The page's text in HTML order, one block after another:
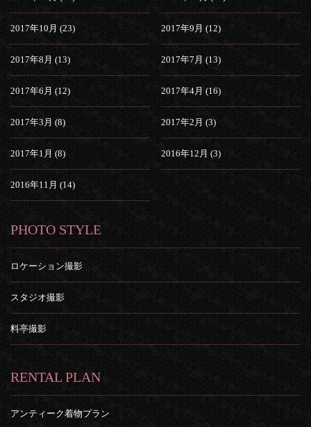
2017年10月 (23) 2017年9月 (12)
2017年8月 (13) 2017年7月 (13)
2017年6月 (12) 2017年4月 (16)
2017年3月 (8) 2017年2月 (3)
2017年1月 (8) 2016年12月 (3)
2016年11月 (14)
PHOTO STYLE
ロケーション撮影
スタジオ撮影
料亭撮影
RENTAL PLAN
アンティーク着物プラン